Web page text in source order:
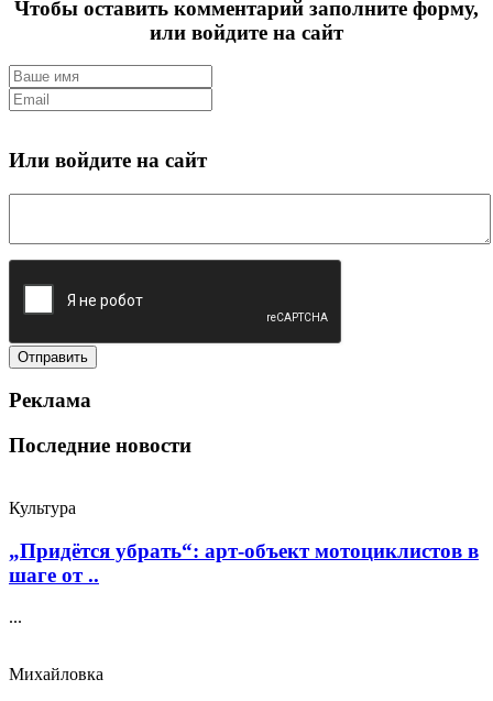
Чтобы оставить комментарий заполните форму,
или войдите на сайт
Или войдите на сайт
Реклама
Последние новости
Культура
„Придётся убрать“: арт‑объект мотоциклистов в
шаге от ..
...
Михайловка